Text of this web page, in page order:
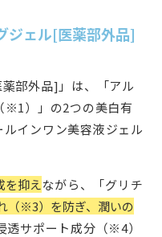
ジェル[医薬部外品]
部外品]」は、「アル
※1）」の2つの美白有
インワン美容液ジェル
を抑えながら、「グリチ
（※3）を防ぎ、潤いの
透サポート成分（※4）